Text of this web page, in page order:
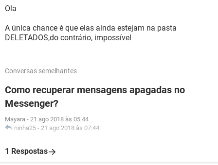
Ola
A única chance é que elas ainda estejam na pasta
DELETADOS,do contrário, impossível
Conversas semelhantes
Como recuperar mensagens apagadas no
Messenger?
Mayara - 21 ago 2018 às 05:44
ninha25 - 21 ago 2018 às 07:44
1 Respostas